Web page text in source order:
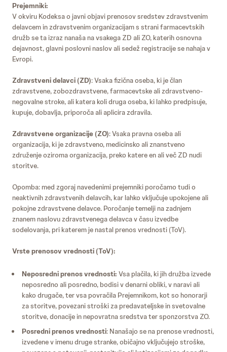
Prejemniki:
V okviru Kodeksa o javni objavi prenosov sredstev zdravstvenim
delavcem in zdravstvenim organizacijam s strani farmacevtskih
družb se ta izraz nanaša na vsakega ZD ali ZO, katerih osnovna
dejavnost, glavni poslovni naslov ali sedež registracije se nahaja v
Evropi.
Zdravstveni delavci (ZD): Vsaka fizična oseba, ki je član
zdravstvene, zobozdravstvene, farmacevtske ali zdravstveno-
negovalne stroke, ali katera koli druga oseba, ki lahko predpisuje,
kupuje, dobavlja, priporoča ali aplicira zdravila.
Zdravstvene organizacije (ZO): Vsaka pravna oseba ali
organizacija, ki je zdravstveno, medicinsko ali znanstveno
združenje oziroma organizacija, preko katere en ali več ZD nudi
storitve.
Opomba: med zgoraj navedenimi prejemniki poročamo tudi o
neaktivnih zdravstvenih delavcih, kar lahko vključuje upokojene ali
pokojne zdravstvene delavce. Poročanje temelji na zadnjem
znanem naslovu zdravstvenega delavca v času izvedbe
sodelovanja, pri katerem je nastal prenos vrednosti (ToV).
Vrste prenosov vrednosti (ToV):
Neposredni prenos vrednosti: Vsa plačila, ki jih družba izvede
neposredno ali posredno, bodisi v denarni obliki, v naravi ali
kako drugače, ter vsa povračila Prejemnikom, kot so honorarji
za storitve, povezani stroški za predavateljske in svetovalne
storitve, donacije in nepovratna sredstva ter sponzorstva ZO.
Posredni prenos vrednosti: Nanašajo se na prenose vrednosti,
izvedene v imenu druge stranke, običajno vključujejo stroške,